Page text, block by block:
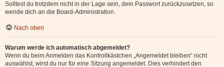
Solltest du trotzdem nicht in der Lage sein, dein Passwort zurückzusetzen, so
wende dich an die Board-Administration.
Nach oben
Warum werde ich automatisch abgemeldet?
Wenn du beim Anmelden das Kontrollkästchen „Angemeldet bleiben“ nicht
auswählst, wirst du nur für eine Sitzung angemeldet. Dies verhindert den